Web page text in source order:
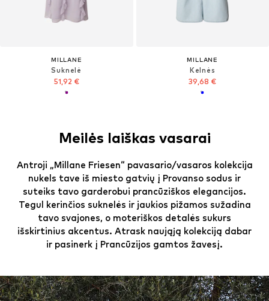
MILLANE
Suknelė
51,92 €
MILLANE
Kelnės
39,68 €
Meilės laiškas vasarai
Antroji „Millane Friesen“ pavasario/vasaros kolekcija
nukels tave iš miesto gatvių į Provanso sodus ir
suteiks tavo garderobui prancūziškos elegancijos.
Tegul kerinčios suknelės ir jaukios pižamos sužadina
tavo svajones, o moteriškos detalės sukurs
išskirtinius akcentus. Atrask naująją kolekciją dabar
ir pasinerk į Prancūzijos gamtos žavesį.